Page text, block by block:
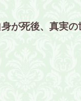
が死後、真実